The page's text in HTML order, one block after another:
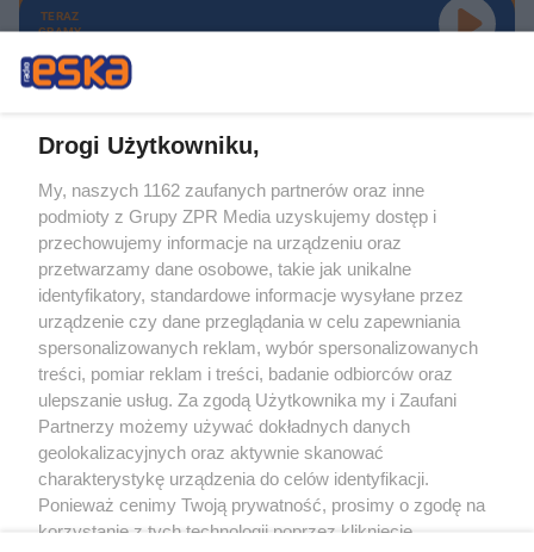
TERAZ
GRAMY
Żaden utwór zamieszczony w serwisie nie może być powielany i
rozpowszechniany lub dalej rozpowszechniany w jakikolwiek sposób (w
tym także elektroniczny lub mechaniczny) na jakimkolwiek polu
eksploatacji w jakiejkolwiek formie, włącznie z umieszczaniem w Internecie
bez pisemnej zgody właściciela praw. Jakiekolwiek użycie lub
wykorzystanie utworów w całości lub w części z naruszeniem prawa, tzn.
bez właściwej zgody, jest zabronione pod groźbą kary i może być ścigane
prawnie.
O nas
Drogi Użytkowniku,
My, naszych 1162 zaufanych partnerów oraz inne
podmioty z Grupy ZPR Media uzyskujemy dostęp i
przechowujemy informacje na urządzeniu oraz
przetwarzamy dane osobowe, takie jak unikalne
identyfikatory, standardowe informacje wysyłane przez
urządzenie czy dane przeglądania w celu zapewniania
spersonalizowanych reklam, wybór spersonalizowanych
treści, pomiar reklam i treści, badanie odbiorców oraz
ulepszanie usług. Za zgodą Użytkownika my i Zaufani
Partnerzy możemy używać dokładnych danych
geolokalizacyjnych oraz aktywnie skanować
charakterystykę urządzenia do celów identyfikacji.
Ponieważ cenimy Twoją prywatność, prosimy o zgodę na
korzystanie z tych technologii poprzez kliknięcie